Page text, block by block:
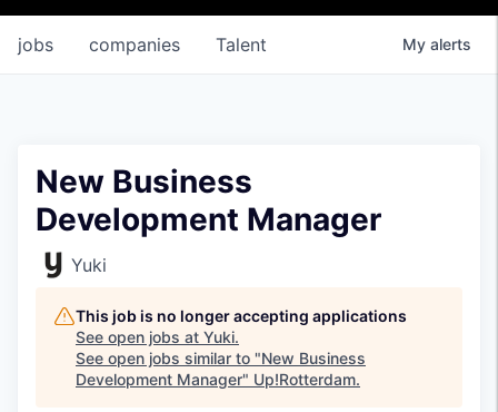
jobs companies Talent My alerts
New Business
Development Manager
Yuki
This job is no longer accepting applications
See open jobs at Yuki.
See open jobs similar to "New Business
Development Manager" Up!Rotterdam.